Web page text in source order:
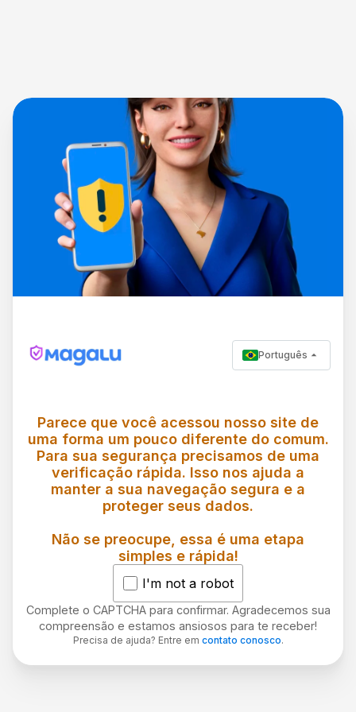
Português
Parece que você acessou nosso site de
uma forma um pouco diferente do comum.
Para sua segurança precisamos de uma
verificação rápida. Isso nos ajuda a
manter a sua navegação segura e a
proteger seus dados.
Não se preocupe, essa é uma etapa
simples e rápida!
I'm not a robot
Complete o CAPTCHA para confirmar. Agradecemos sua
compreensão e estamos ansiosos para te receber!
Precisa de ajuda? Entre em contato conosco.